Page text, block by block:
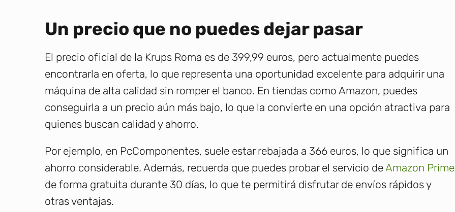
Un precio que no puedes dejar pasar
El precio oficial de la Krups Roma es de 399,99 euros, pero actualmente puedes
encontrarla en oferta, lo que representa una oportunidad excelente para adquirir una
máquina de alta calidad sin romper el banco. En tiendas como Amazon, puedes
conseguirla a un precio aún más bajo, lo que la convierte en una opción atractiva para
quienes buscan calidad y ahorro.
Por ejemplo, en PcComponentes, suele estar rebajada a 366 euros, lo que significa un
ahorro considerable. Además, recuerda que puedes probar el servicio deAmazon Prime
de forma gratuita durante 30 días, lo que te permitirá disfrutar de envíos rápidos y
otras ventajas.